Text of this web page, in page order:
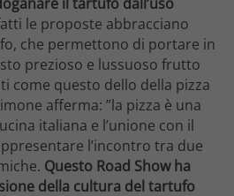
le proposte abbracciano
che permettono di portare in
prezioso e lussuoso frutto
come questo dello della pizza
afferma: ”la pizza è una
italiana e l’unione con il
l’incontro tra due
Questo Road Show ha
della cultura del tartufo